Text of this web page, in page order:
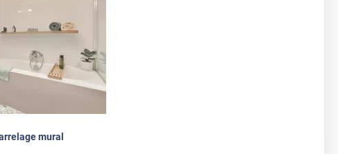
mural